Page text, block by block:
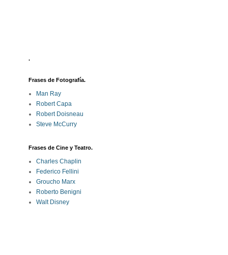
.
Frases de Fotografía.
Man Ray
Robert Capa
Robert Doisneau
Steve McCurry
Frases de Cine y Teatro.
Charles Chaplin
Federico Fellini
Groucho Marx
Roberto Benigni
Walt Disney